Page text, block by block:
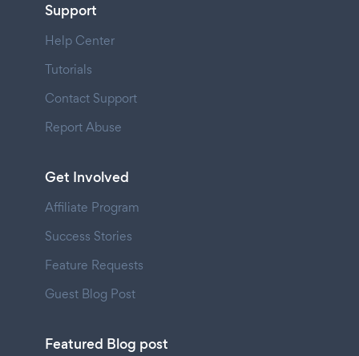
Support
Help Center
Tutorials
Contact Support
Report Abuse
Get Involved
Affiliate Program
Success Stories
Feature Requests
Guest Blog Post
Featured Blog post